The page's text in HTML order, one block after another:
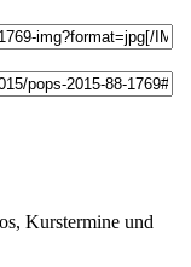
Kurstermine und